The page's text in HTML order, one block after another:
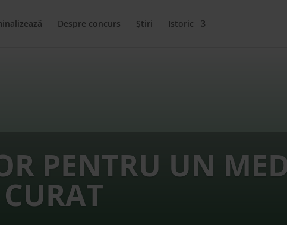
Despre concurs Știri Istoric
PENTRU UN
CURAT